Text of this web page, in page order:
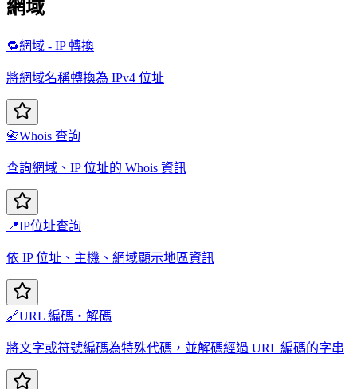
網域
🔁網域 - IP 轉換
將網域名稱轉換為 IPv4 位址
📇Whois 查詢
查詢網域、IP 位址的 Whois 資訊
📍IP位址查詢
依 IP 位址、主機、網域顯示地區資訊
🔗URL 編碼・解碼
將文字或符號編碼為特殊代碼，並解碼經過 URL 編碼的字串